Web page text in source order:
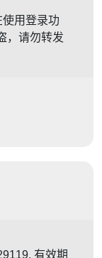
使用登录功
，请勿转发
有效期